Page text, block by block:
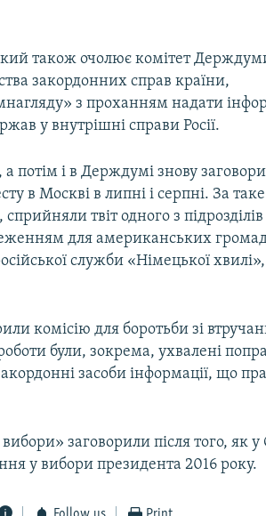
також очолює комітет
закордонних справ країни,
з проханням надати
у внутрішні справи Росії.
потім і в Держдумі знову
в Москві в липні і серпні. За таке
твіт одного з підрозділів
для американських
служби «Німецької
комісію для боротьби зі
були, зокрема, ухвалені
засоби інформації, що
заговорили після того, як
у вибори президента 2016 року.